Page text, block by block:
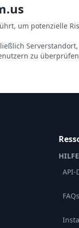
um potenzielle
zu
API-
FAQs